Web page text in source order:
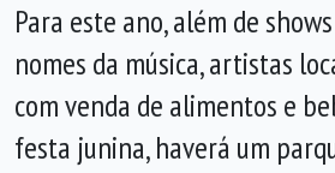
Para este ano, além de
nomes da música, artistas
com venda de alimentos e
festa junina, haverá um